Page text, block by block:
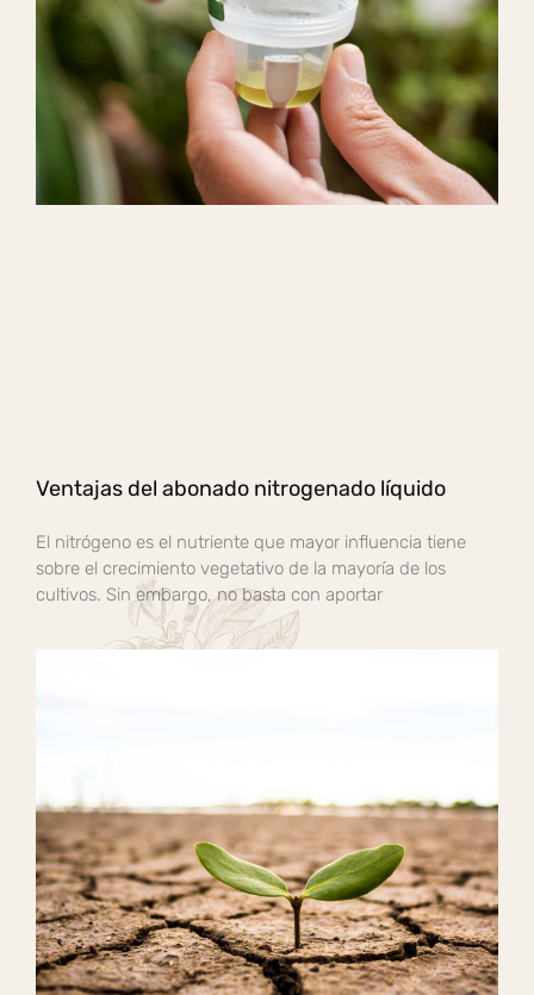
Ventajas del abonado nitrogenado líquido
El nitrógeno es el nutriente que mayor influencia tiene
sobre el crecimiento vegetativo de la mayoría de los
cultivos. Sin embargo, no basta con aportar